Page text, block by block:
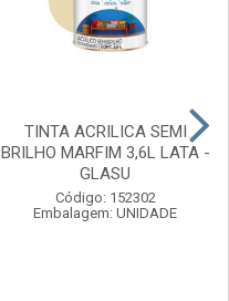
TINTA ACRILICA SEMI
BRILHO MARFIM 3,6L LATA -
GLASU
Código: 152302
Embalagem: UNIDADE